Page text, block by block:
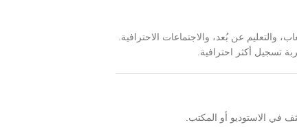
والتعليم عن بُعد، والاجتماعات الاحترافية.
تسجيل أكثر احترافية.
في الاستوديو أو المكتب.